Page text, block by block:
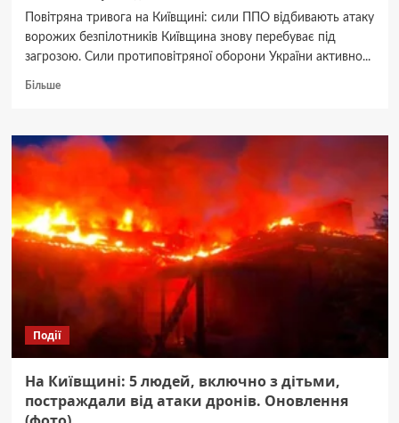
Повітряна тривога на Київщині: сили ППО відбивають атаку
ворожих безпілотників Київщина знову перебуває під
загрозою. Сили протиповітряної оборони України активно...
БільшеДокладніше
на
Київщині:
Повітряний
Батьківщини,
що
Стійко
Вартує
Небо
Події
На Київщині: 5 людей, включно з дітьми,
постраждали від атаки дронів. Оновлення